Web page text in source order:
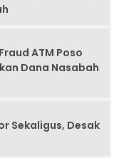
ATM Poso
Dana Nasabah
Sekaligus, Desak